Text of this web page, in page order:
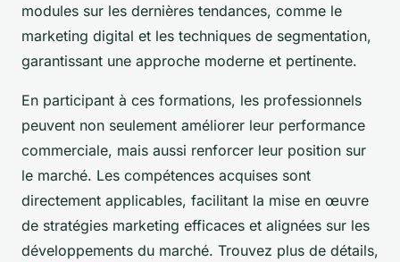
modules sur les dernières tendances, comme le
marketing digital et les techniques de segmentation,
garantissant une approche moderne et pertinente.
En participant à ces formations, les professionnels
peuvent non seulement améliorer leur performance
commerciale, mais aussi renforcer leur position sur
le marché. Les compétences acquises sont
directement applicables, facilitant la mise en œuvre
de stratégies marketing efficaces et alignées sur les
développements du marché. Trouvez plus de détails,